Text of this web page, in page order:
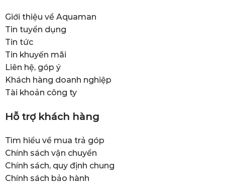
Giới thiệu về Aquaman
Tin tuyển dụng
Tin tức
Tin khuyến mãi
Liên hệ, góp ý
Khách hàng doanh nghiệp
Tài khoản công ty
Hỗ trợ khách hàng
Tìm hiểu về mua trả góp
Chính sách vận chuyển
Chính sách, quy định chung
Chính sách bảo hành